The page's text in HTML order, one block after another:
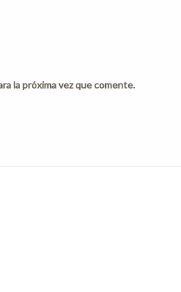
la próxima vez que comente.